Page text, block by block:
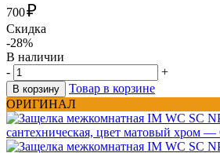
700₽
Скидка
-28%
В наличии
-
+
В корзину
Товар в корзине
ОРИГИНАЛ